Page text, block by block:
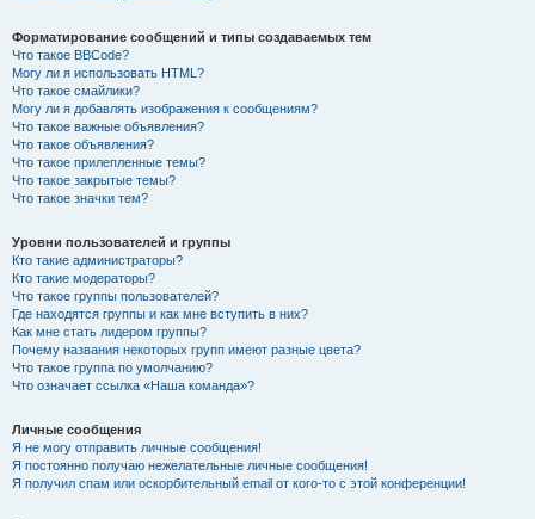
Форматирование сообщений и типы создаваемых тем
Что такое BBCode?
Могу ли я использовать HTML?
Что такое смайлики?
Могу ли я добавлять изображения к сообщениям?
Что такое важные объявления?
Что такое объявления?
Что такое прилепленные темы?
Что такое закрытые темы?
Что такое значки тем?
Уровни пользователей и группы
Кто такие администраторы?
Кто такие модераторы?
Что такое группы пользователей?
Где находятся группы и как мне вступить в них?
Как мне стать лидером группы?
Почему названия некоторых групп имеют разные цвета?
Что такое группа по умолчанию?
Что означает ссылка «Наша команда»?
Личные сообщения
Я не могу отправить личные сообщения!
Я постоянно получаю нежелательные личные сообщения!
Я получил спам или оскорбительный email от кого-то с этой конференции!